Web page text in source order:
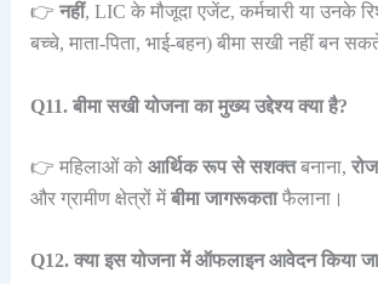
👉 नहीं, LIC के मौजूदा एजेंट, कर्मचारी या उनके
बच्चे, माता-पिता, भाई-बहन) बीमा सखी नहीं बन
Q11. बीमा सखी योजना का मुख्य उद्देश्य क्या है?
👉 महिलाओं को आर्थिक रूप से सशक्तबनाना,
और ग्रामीण क्षेत्रों मेंबीमा जागरूकताफैलाना।
Q12. क्या इस योजना में ऑफलाइन आवेदन किया